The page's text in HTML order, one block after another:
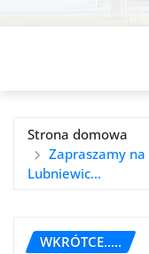
Strona domowa
Zapraszamy
Lubniewic…
WKRÓTCE.....